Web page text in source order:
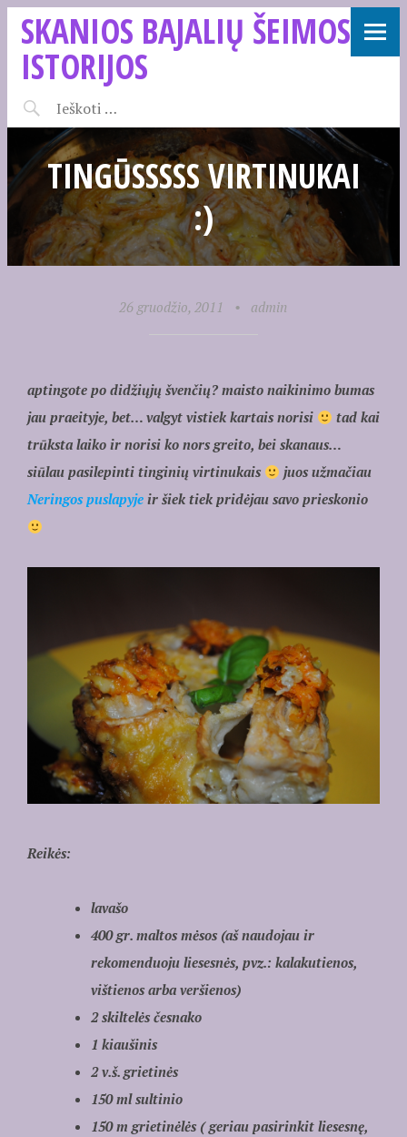
SKANIOS BAJALIŲ ŠEIMOS
ISTORIJOS
TINGŪSSSSS VIRTINUKAI
:)
26 gruodžio, 2011 • admin
aptingote po didžiųjų švenčių? maisto naikinimo bumas
jau praeityje, bet… valgyt vistiek kartais norisi
tad kai
trūksta laiko ir norisi ko nors greito, bei skanaus…
siūlau pasilepinti tinginių virtinukais
juos užmačiau
Neringos puslapyjeir šiek tiek pridėjau savo prieskonio
Reikės:
lavašo
400 gr. maltos mėsos (aš naudojau ir
rekomenduoju liesesnės, pvz.: kalakutienos,
vištienos arba veršienos)
2 skiltelės česnako
1 kiaušinis
2 v.š. grietinės
150 ml sultinio
150 m grietinėlės ( geriau pasirinkit liesesnę,